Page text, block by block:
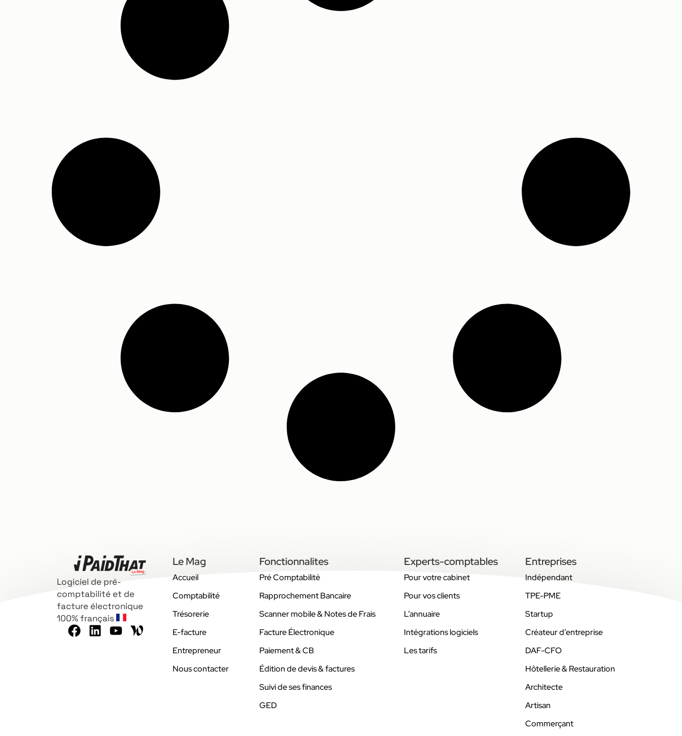
Logiciel de pré-
comptabilité et de
facture électronique
100% français
Le Mag
Accueil
Comptabilité
Trésorerie
E-facture
Entrepreneur
Nous contacter
Fonctionnalites
Pré Comptabilité
Rapprochement Bancaire
Scanner mobile & Notes de Frais
Facture Électronique
Paiement & CB
Édition de devis & factures
Suivi de ses finances
GED
Experts-comptables
Pour votre cabinet
Pour vos clients
L’annuaire
Intégrations logiciels
Les tarifs
Entreprises
Indépendant
TPE-PME
Startup
Créateur d’entreprise
DAF-CFO
Hôtellerie & Restauration
Architecte
Artisan
Commerçant